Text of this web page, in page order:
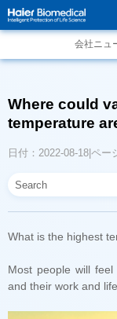
会社ニュ
temperature
日付：2022-08-18 ペー
What is the highest
and their work and